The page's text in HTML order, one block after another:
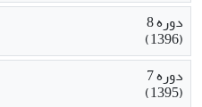
دوره 8
(1396)
دوره 7
(1395)